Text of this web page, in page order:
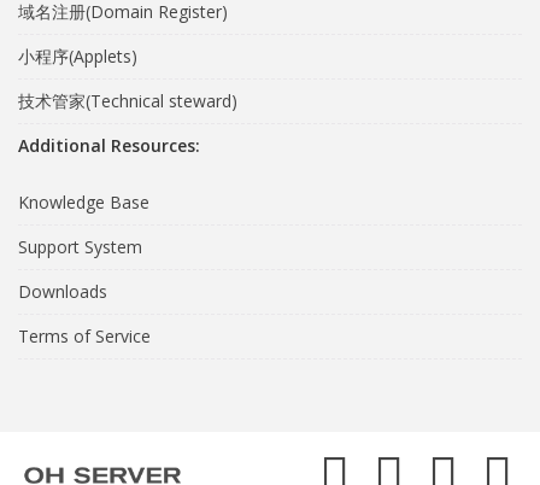
域名注册(Domain Register)
小程序(Applets)
技术管家(Technical steward)
Additional Resources:
Knowledge Base
Support System
Downloads
Terms of Service